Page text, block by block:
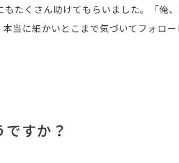
たくさん助けてもらいました。「俺
当に細かいとこまで気づいてフォロ
すか？